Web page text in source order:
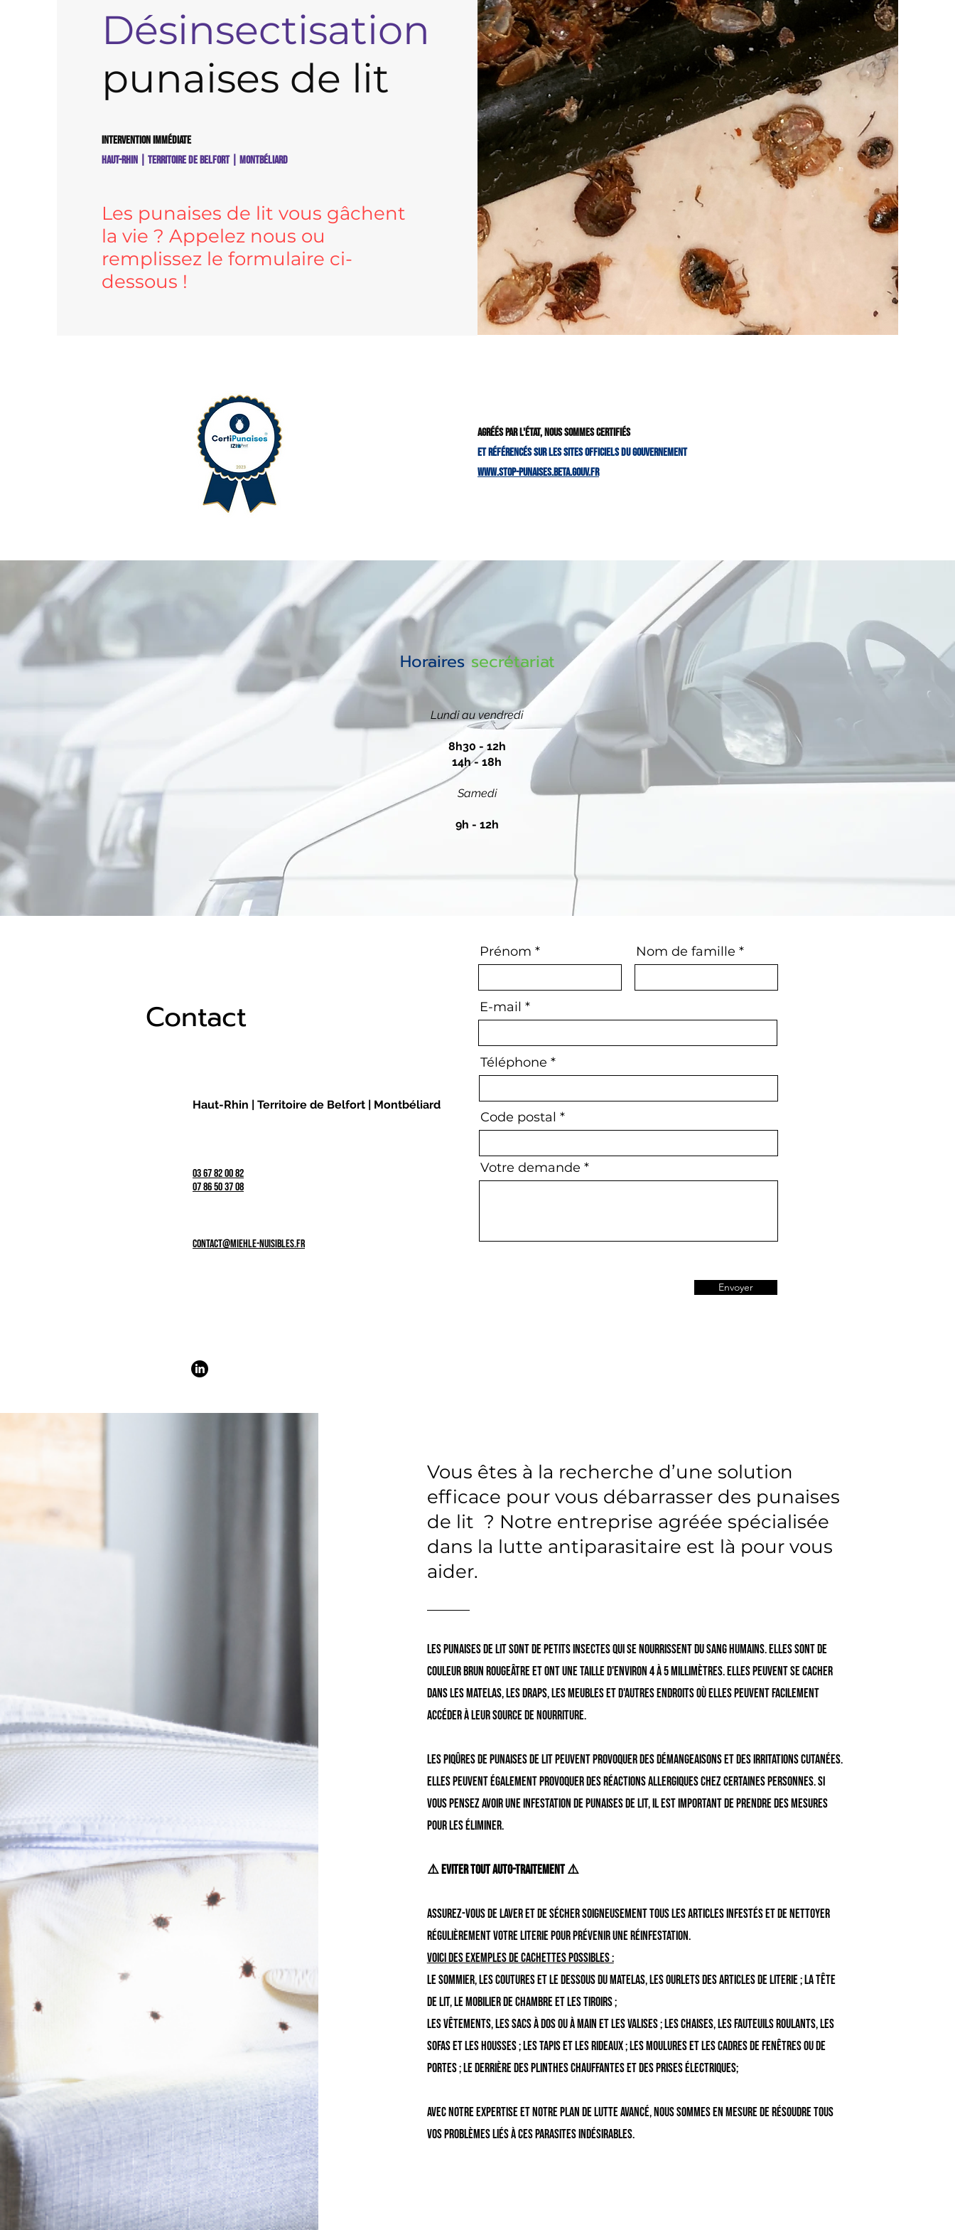
Désinsectisation
punaises de lit
Intervention immédiate
Haut-Rhin | Territoire de Belfort | Montbéliard
Les punaises de lit vous gâchent
la vie ? Appelez nous ou
remplissez le formulaire ci-
dessous !
Agréés par l'état, nous sommes certifiés
et référencés sur les sites officiels du gouvernement
www.stop-punaises.beta.gouv.fr
Horaires secrétariat
Lundi au vendredi
8h30 - 12h
14h - 18h
Samedi
9h - 12h
Contact
Haut-Rhin | Territoire de Belfort | Montbéliard
03 67 82 00 82
07 86 50 37 08
contact@miehle-nuisibles.fr
Prénom Nom de famille
E-mail
Téléphone
Code postal
Votre demande
Envoyer
Vous êtes à la recherche d’une solution
efficace pour vous débarrasser des punaises
de lit ? Notre entreprise agréée spécialisée
dans la lutte antiparasitaire est là pour vous
aider.
Les punaises de lit sont de petits insectes qui se nourrissent du sang humains. Elles sont de
couleur brun rougeâtre et ont une taille d'environ 4 à 5 millimètres. Elles peuvent se cacher
dans les matelas, les draps, les meubles et d'autres endroits où elles peuvent facilement
accéder à leur source de nourriture.
Les piqûres de punaises de lit peuvent provoquer des démangeaisons et des irritations cutanées.
Elles peuvent également provoquer des réactions allergiques chez certaines personnes. Si
vous pensez avoir une infestation de punaises de lit, il est important de prendre des mesures
pour les éliminer.
⚠️ Eviter tout auto-traitement ⚠️
Assurez-vous de laver et de sécher soigneusement tous les articles infestés et de nettoyer
régulièrement votre literie pour prévenir une réinfestation.
Voici des exemples de cachettes possibles :
le sommier, les coutures et le dessous du matelas, les ourlets des articles de literie ; la tête
de lit, le mobilier de chambre et les tiroirs ;
les vêtements, les sacs à dos ou à main et les valises ; les chaises, les fauteuils roulants, les
sofas et les housses ; les tapis et les rideaux ; les moulures et les cadres de fenêtres ou de
portes ; le derrière des plinthes chauffantes et des prises électriques;
Avec notre expertise et notre plan de lutte avancé, nous sommes en mesure de résoudre tous
vos problèmes liés à ces parasites indésirables.